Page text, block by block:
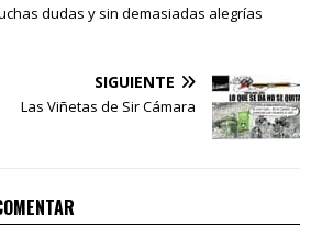
dudas y sin demasiadas alegrías
SIGUIENTE
Las Viñetas de Sir Cámara